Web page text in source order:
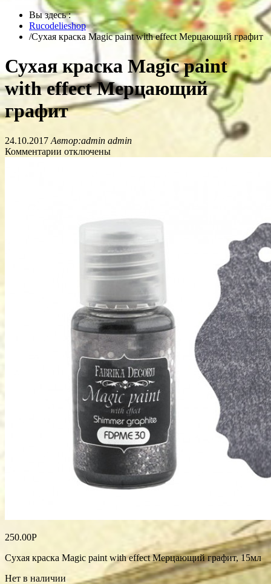
Вы здесь :
Rucodelieshop
/Сухая краска Magic paint with effect Мерцающий графит
Сухая краска Magic paint
with effect Мерцающий
графит
24.10.2017 Автор:admin admin
Комментарии отключены
250.00Р
Сухая краска Magic paint with effect Мерцающий графит, 15мл
Нет в наличии